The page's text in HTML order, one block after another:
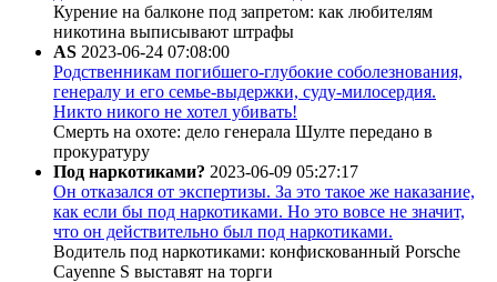
Курение на балконе под запретом: как любителям
никотина выписывают штрафы
AS 2023-06-24 07:08:00
Родственникам погибшего-глубокие соболезнования,
генералу и его семье-выдержки, суду-милосердия.
Никто никого не хотел убивать!
Смерть на охоте: дело генерала Шулте передано в
прокуратуру
Под наркотиками? 2023-06-09 05:27:17
Он отказался от экспертизы. За это такое же наказание,
как если бы под наркотиками. Но это вовсе не значит,
что он действительно был под наркотиками.
Водитель под наркотиками: конфискованный Porsche
Cayenne S выставят на торги